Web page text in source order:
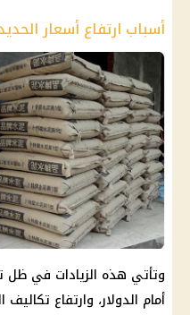
أسباب ارتفاع أسعار
وتأتي هذه الزيادات في ظل
أمام الدولار، وارتفاع